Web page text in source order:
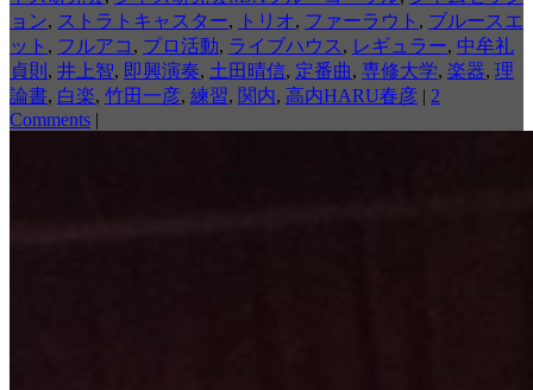
ョン, ストラトキャスター, トリオ, ファーラウト , ブルースエ
ット , フルアコ , プロ活動, ライブハウス , レギュラー, 中牟礼
貞則 , 井上智, 即興演奏, 土田晴信, 定番曲, 専修大学, 楽器, 理
論書, 白楽, 竹田一彦, 練習, 関内, 高内HARU春彦 | 2
Comments |